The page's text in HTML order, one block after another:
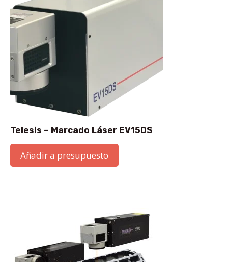
Telesis – Marcado Láser EV15DS
Añadir a presupuesto